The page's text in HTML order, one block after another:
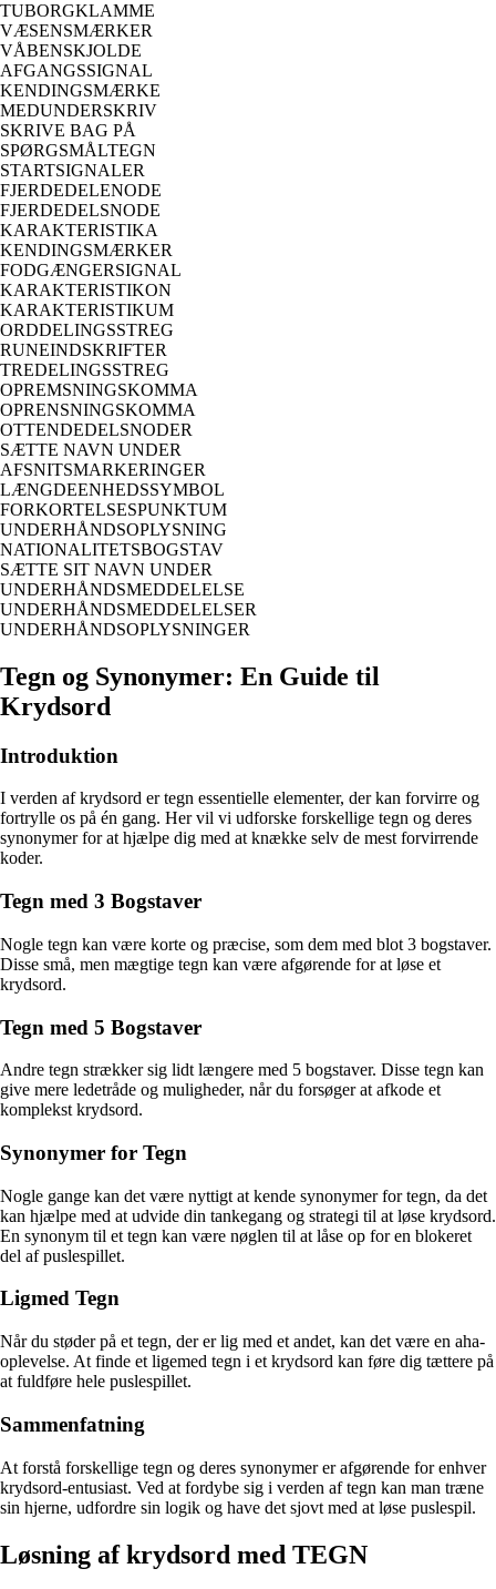
TUBORGKLAMME
VÆSENSMÆRKER
VÅBENSKJOLDE
AFGANGSSIGNAL
KENDINGSMÆRKE
MEDUNDERSKRIV
SKRIVE BAG PÅ
SPØRGSMÅLTEGN
STARTSIGNALER
FJERDEDELENODE
FJERDEDELSNODE
KARAKTERISTIKA
KENDINGSMÆRKER
FODGÆNGERSIGNAL
KARAKTERISTIKON
KARAKTERISTIKUM
ORDDELINGSSTREG
RUNEINDSKRIFTER
TREDELINGSSTREG
OPREMSNINGSKOMMA
OPRENSNINGSKOMMA
OTTENDEDELSNODER
SÆTTE NAVN UNDER
AFSNITSMARKERINGER
LÆNGDEENHEDSSYMBOL
FORKORTELSESPUNKTUM
UNDERHÅNDSOPLYSNING
NATIONALITETSBOGSTAV
SÆTTE SIT NAVN UNDER
UNDERHÅNDSMEDDELELSE
UNDERHÅNDSMEDDELELSER
UNDERHÅNDSOPLYSNINGER
Tegn og Synonymer: En Guide til
Krydsord
Introduktion
I verden af krydsord er tegn essentielle elementer, der kan forvirre og
fortrylle os på én gang. Her vil vi udforske forskellige tegn og deres
synonymer for at hjælpe dig med at knække selv de mest forvirrende
koder.
Tegn med 3 Bogstaver
Nogle tegn kan være korte og præcise, som dem med blot 3 bogstaver.
Disse små, men mægtige tegn kan være afgørende for at løse et
krydsord.
Tegn med 5 Bogstaver
Andre tegn strækker sig lidt længere med 5 bogstaver. Disse tegn kan
give mere ledetråde og muligheder, når du forsøger at afkode et
komplekst krydsord.
Synonymer for Tegn
Nogle gange kan det være nyttigt at kende synonymer for tegn, da det
kan hjælpe med at udvide din tankegang og strategi til at løse krydsord.
En synonym til et tegn kan være nøglen til at låse op for en blokeret
del af puslespillet.
Ligmed Tegn
Når du støder på et tegn, der er lig med et andet, kan det være en aha-
oplevelse. At finde et ligemed tegn i et krydsord kan føre dig tættere på
at fuldføre hele puslespillet.
Sammenfatning
At forstå forskellige tegn og deres synonymer er afgørende for enhver
krydsord-entusiast. Ved at fordybe sig i verden af tegn kan man træne
sin hjerne, udfordre sin logik og have det sjovt med at løse puslespil.
Løsning af krydsord med TEGN